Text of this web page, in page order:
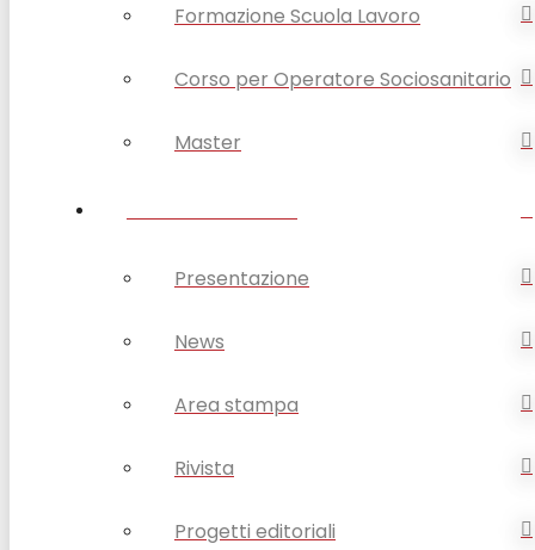
Formazione Scuola Lavoro
Corso per Operatore Sociosanitario
Master
Presentazione
News
Area stampa
Rivista
Progetti editoriali